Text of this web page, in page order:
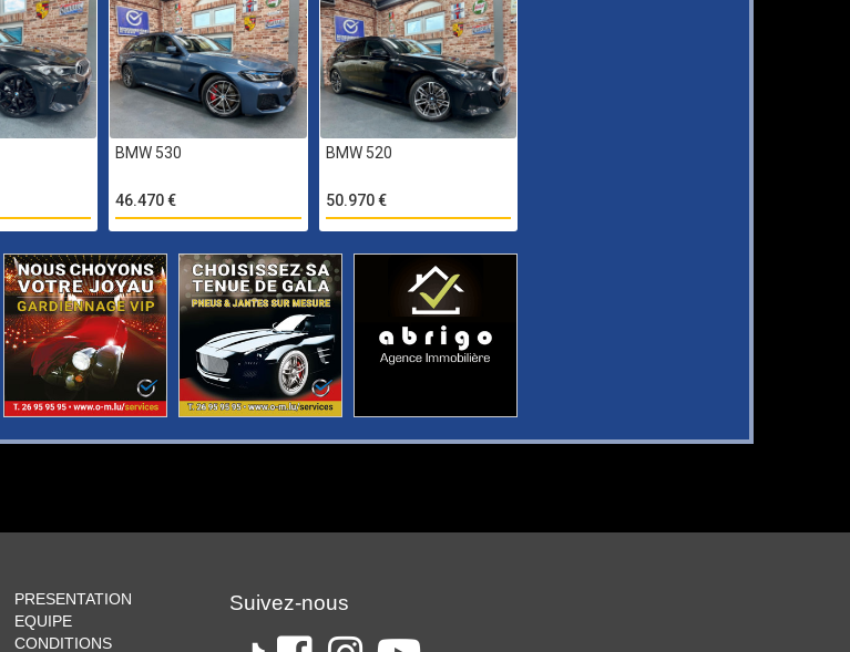
BMW 530
46.470 €
BMW 520
50.970 €
PRESENTATION
EQUIPE
CONDITIONS
Suivez-nous